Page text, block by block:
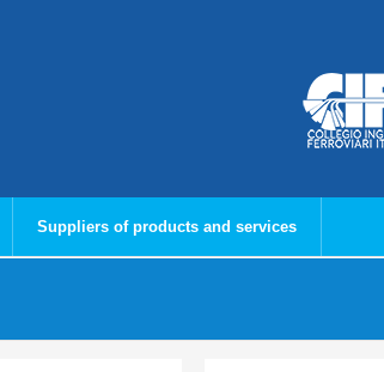
Suppliers of products and services